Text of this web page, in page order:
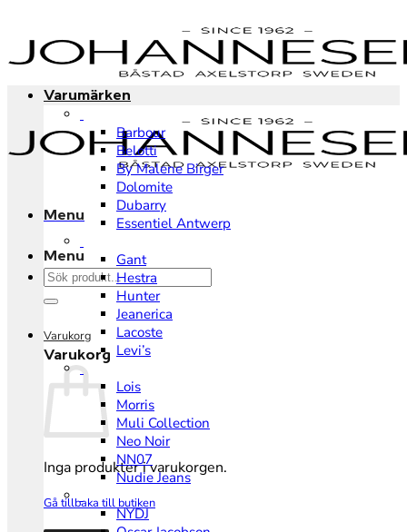
content
Menu
Menu
Sök
efter:
Varukorg
Varukorg
Inga produkter i varukorgen.
Gå tillbaka till butiken
Varumärken
Barbour
Belotti
By Malene Birger
Dolomite
Dubarry
Essentiel Antwerp
Gant
Hestra
Hunter
Jeanerica
Lacoste
Levi’s
Lois
Morris
Muli Collection
Neo Noir
NN07
Nudie Jeans
NYDJ